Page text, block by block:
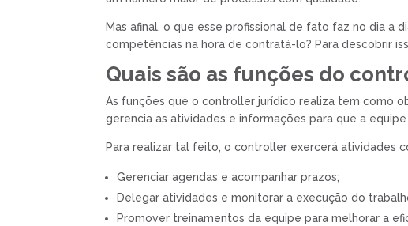
Mas afinal, o que esse profissional de fato faz no dia a
competências na hora de contratá-lo? Para descobrir
Quais são as funções do
As funções que o controller jurídico realiza tem como
gerencia as atividades e informações para que a
Para realizar tal feito, o controller exercerá atividades
Gerenciar agendas e acompanhar prazos;
Delegar atividades e monitorar a execução do
Promover treinamentos da equipe para melhorar a